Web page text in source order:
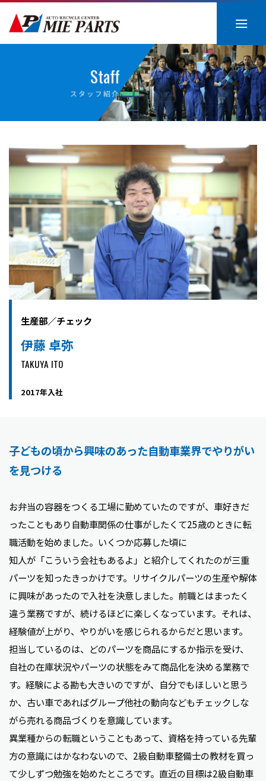
content
Staff
スタッフ紹介
生産部／チェック
伊藤 卓弥
TAKUYA ITO
2017年入社
子どもの頃から興味のあった自動車業界でやりがい
を見つける
お弁当の容器をつくる工場に勤めていたのですが、車好きだ
ったこともあり自動車関係の仕事がしたくて25歳のときに転
職活動を始めました。いくつか応募した頃に
知人が「こういう会社もあるよ」と紹介してくれたのが三重
パーツを知ったきっかけです。リサイクルパーツの生産や解体
に興味があったので入社を決意しました。前職とはまったく
違う業務ですが、続けるほどに楽しくなっています。それは、
経験値が上がり、やりがいを感じられるからだと思います。
担当しているのは、どのパーツを商品にするか指示を受け、
自社の在庫状況やパーツの状態をみて商品化を決める業務で
す。経験による勘も大きいのですが、自分でもほしいと思う
か、古い車であればグループ他社の動向などもチェックしな
がら売れる商品づくりを意識しています。
異業種からの転職ということもあって、資格を持っている先輩
方の意識にはかなわないので、2級自動車整備士の教材を買っ
て少しずつ勉強を始めたところです。直近の目標は2級自動車